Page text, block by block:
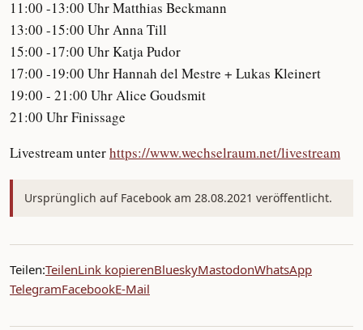
11:00 -13:00 Uhr Matthias Beckmann
13:00 -15:00 Uhr Anna Till
15:00 -17:00 Uhr Katja Pudor
17:00 -19:00 Uhr Hannah del Mestre + Lukas Kleinert
19:00 - 21:00 Uhr Alice Goudsmit
21:00 Uhr Finissage
Livestream unterhttps://www.wechselraum.net/livestream
Ursprünglich auf Facebook am 28.08.2021 veröffentlicht.
Teilen:TeilenLink kopierenBlueskyMastodonWhatsApp
TelegramFacebookE-Mail